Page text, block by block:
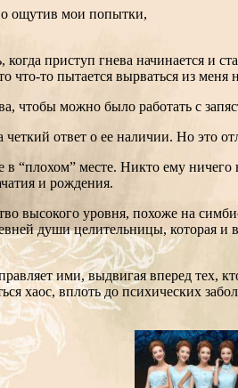
ощутив мои попытки,
приступ гнева начинается и
что-то пытается вырваться из
чтобы можно было работать с
ответ о ее наличии. Но это
в “плохом” месте. Никто ему
и рождения.
высокого уровня, похоже на
души целительницы, которая и
ими, выдвигая вперед тех,
хаос, вплоть до психических